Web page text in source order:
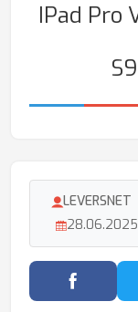
IPad Pro
LEVERSNET
28.06.2025